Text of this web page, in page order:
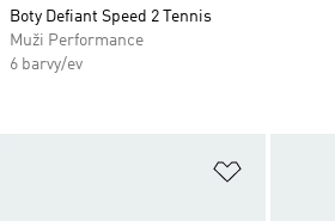
Boty Defiant Speed 2 Tennis
Muži Performance
6 barvy/ev